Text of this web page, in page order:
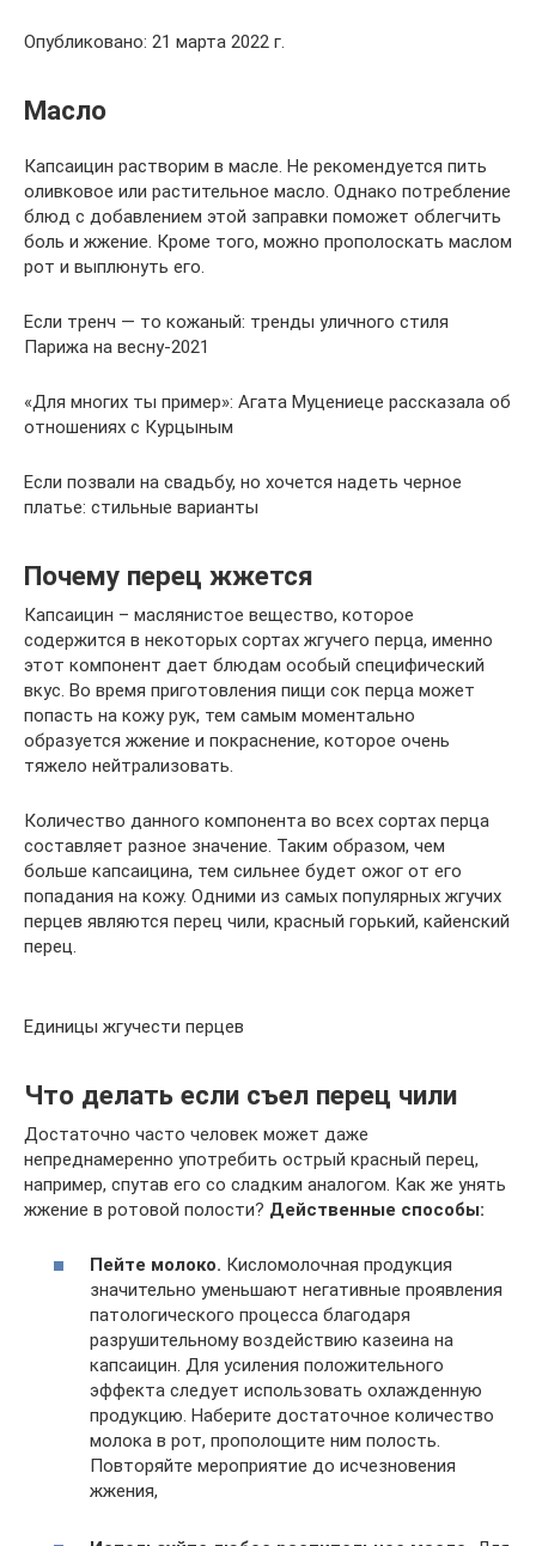
Опубликовано: 21 марта 2022 г.
Масло
Капсаицин растворим в масле. Не рекомендуется пить
оливковое или растительное масло. Однако потребление
блюд с добавлением этой заправки поможет облегчить
боль и жжение. Кроме того, можно прополоскать маслом
рот и выплюнуть его.
Если тренч — то кожаный: тренды уличного стиля
Парижа на весну-2021
«Для многих ты пример»: Агата Муцениеце рассказала об
отношениях с Курцыным
Если позвали на свадьбу, но хочется надеть черное
платье: стильные варианты
Почему перец жжется
Капсаицин – маслянистое вещество, которое
содержится в некоторых сортах жгучего перца, именно
этот компонент дает блюдам особый специфический
вкус. Во время приготовления пищи сок перца может
попасть на кожу рук, тем самым моментально
образуется жжение и покраснение, которое очень
тяжело нейтрализовать.
Количество данного компонента во всех сортах перца
составляет разное значение. Таким образом, чем
больше капсаицина, тем сильнее будет ожог от его
попадания на кожу. Одними из самых популярных жгучих
перцев являются перец чили, красный горький, кайенский
перец.
Единицы жгучести перцев
Что делать если съел перец чили
Достаточно часто человек может даже
непреднамеренно употребить острый красный перец,
например, спутав его со сладким аналогом. Как же унять
жжение в ротовой полости? Действенные способы:
Пейте молоко. Кисломолочная продукция
значительно уменьшают негативные проявления
патологического процесса благодаря
разрушительному воздействию казеина на
капсаицин. Для усиления положительного
эффекта следует использовать охлажденную
продукцию. Наберите достаточное количество
молока в рот, прополощите ним полость.
Повторяйте мероприятие до исчезновения
жжения,